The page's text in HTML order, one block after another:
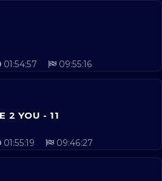
01:54:57 09:55:16
2 YOU - 11
01:55:19 09:46:27